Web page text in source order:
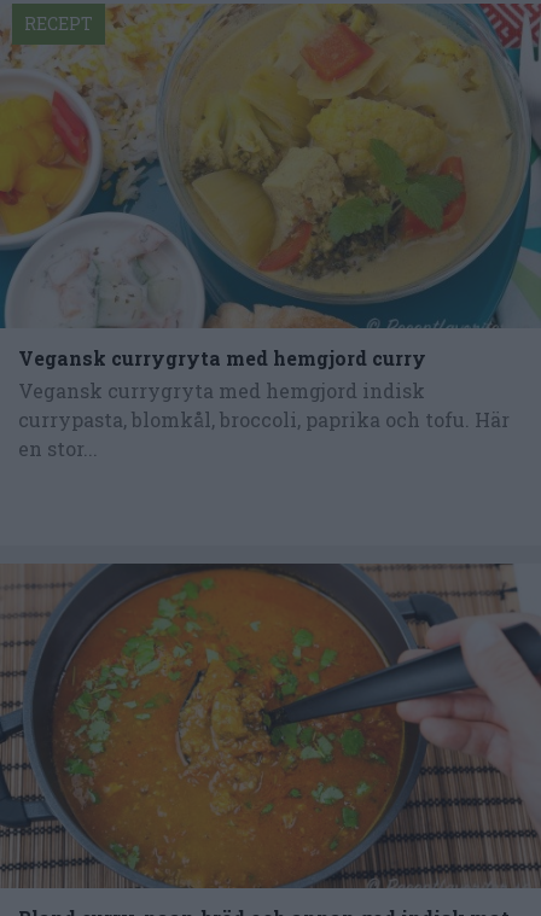
Vegansk currygryta med hemgjord curry
Vegansk currygryta med hemgjord indisk
currypasta, blomkål, broccoli, paprika och tofu. Här
en stor...
RECEPT